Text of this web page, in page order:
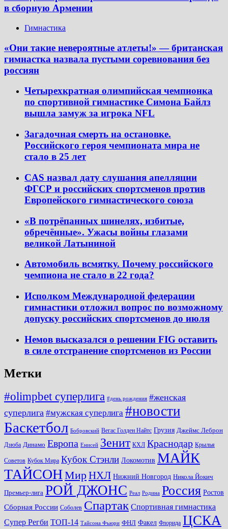
в сборную Армении
Гимнастика
«Они такие невероятные атлеты!» — британская
гимнастка назвала пустыми соревнования без
россиян
Четырехкратная олимпийская чемпионка
по спортивной гимнастике Симона Байлз
вышла замуж за игрока NFL
Загадочная смерть на остановке.
Российского героя чемпионата мира не
стало в 25 лет
CAS назвал дату слушания апелляции
ФГСР и российских спортсменов против
Европейского гимнастического союза
«В потрёпанных шинелях, избитые,
обречённые». Ужасы войны глазами
великой Латыниной
Автомобиль всмятку. Почему российского
чемпиона не стало в 22 года?
Исполком Международной федерации
гимнастики отложил вопрос по возможному
допуску российских спортсменов до июля
Немов высказался о решении FIG оставить
в силе отстранение спортсменов из России
Метки
#olimpbet суперлига #день рождения #женская
суперлига #мужская суперлига #новости
Баскетбол Бобровский Вегас Голден Найтс Грузия Джеймс Леброн
Дзюба Динамо Европа Енисей Зенит КХЛ Краснодар Крылья
Советов Кубок Мира Кубок Стэнли Локомотив МАЙК
ТАЙСОНМирНХЛ Нижний Новгород Никола Йокич
Премьер-лига РОЙ ДЖОНС Реал Родина Россия Ростов
Сборная России Соболев Спартак Спортивная гимнастика
Супер Регби ТОП-14 Тайсона Фьюри ФНЛ Факел Флорида ЦСКА